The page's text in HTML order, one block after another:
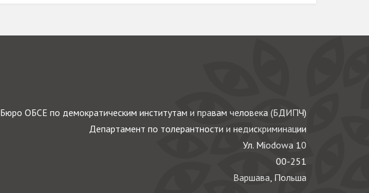
Бюро ОБСЕ по демократическим институтам и правам человека (БДИПЧ)
Департамент по толерантности и недискриминации
Ул. Miodowa 10
00-251
Варшава, Польша